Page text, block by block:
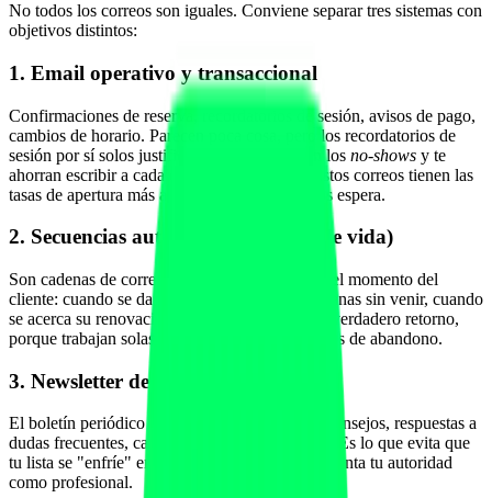
No todos los correos son iguales. Conviene separar tres sistemas con
objetivos distintos:
1. Email operativo y transaccional
Confirmaciones de reserva, recordatorios de sesión, avisos de pago,
cambios de horario. Parecen poca cosa, pero los recordatorios de
sesión por sí solos justifican el canal: reducen los no-shows y te
ahorran escribir a cada cliente uno por uno. Estos correos tienen las
tasas de apertura más altas porque el cliente los espera.
2. Secuencias automatizadas (ciclo de vida)
Son cadenas de correos que se disparan según el momento del
cliente: cuando se da de alta, cuando lleva semanas sin venir, cuando
se acerca su renovación. Es aquí donde está el verdadero retorno,
porque trabajan solas y atacan los puntos críticos de abandono.
3. Newsletter de valor
El boletín periódico que mantiene la relación: consejos, respuestas a
dudas frecuentes, casos de clientes, novedades. Es lo que evita que
tu lista se "enfríe" entre campañas y lo que alimenta tu autoridad
como profesional.